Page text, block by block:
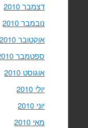
דצמבר 2010
נובמבר 2010
אוקטובר 2010
ספטמבר 2010
אוגוסט 2010
יולי 2010
יוני 2010
מאי 2010